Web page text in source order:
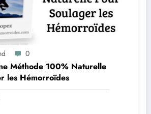
0
Méthode 100% Naturelle
les Hémorroïdes